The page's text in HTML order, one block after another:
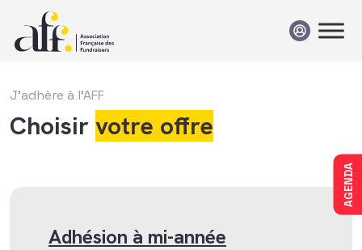
AGENDA
J'adhère à l'AFF
Choisir votre offre
Adhésion à mi-année